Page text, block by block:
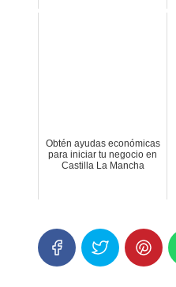
Obtén ayudas económicas
para iniciar tu negocio en
Castilla La Mancha